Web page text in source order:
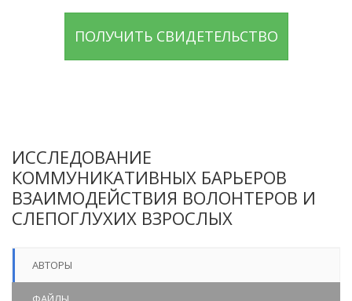
ПОЛУЧИТЬ СВИДЕТЕЛЬСТВО
ИССЛЕДОВАНИЕ
КОММУНИКАТИВНЫХ БАРЬЕРОВ
ВЗАИМОДЕЙСТВИЯ ВОЛОНТЕРОВ И
СЛЕПОГЛУХИХ ВЗРОСЛЫХ
АВТОРЫ